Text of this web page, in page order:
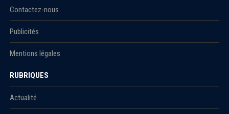
Contactez-nous
Publicités
Mentions légales
RUBRIQUES
Actualité